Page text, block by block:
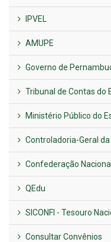
IPVEL
AMUPE
Governo de
Tribunal de Contas do
Ministério Público do
Controladoria-Geral da
Confederação
QEdu
SICONFI - Tesouro
Consultar Convênios